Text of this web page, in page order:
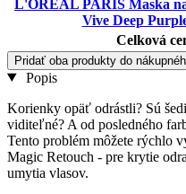
L'ORÉAL PARIS Maska
Vive Deep
Celková
Pridať oba produkty do
Popis
Korienky opäť odrástli? Sú
viditeľné? A od posledného
Tento problém môžete rýchlo
Magic Retouch - pre krytie
umytia vlasov.